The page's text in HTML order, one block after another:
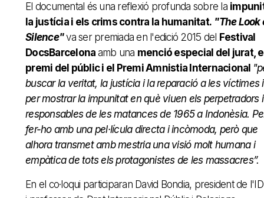
El documental és una reflexió profunda sobre la
la justícia i els crims contra la humanitat. "The Look
Silence" va ser premiada en l'edició 2015 del Festival
DocsBarcelona amb una menció especial del jurat,
premi del públic i el Premi Amnistia Internacional
buscar la veritat, la justícia i la reparació a les víctimes i
per mostrar la impunitat en què viuen els perpetradors i
responsables de les matances de 1965 a Indonèsia.
fer-ho amb una pel·lícula directa i incòmoda, però que
alhora transmet amb mestria una visió molt humana i
empàtica de tots els protagonistes de les massacres”.
En el co·loqui participaran David Bondia, president de